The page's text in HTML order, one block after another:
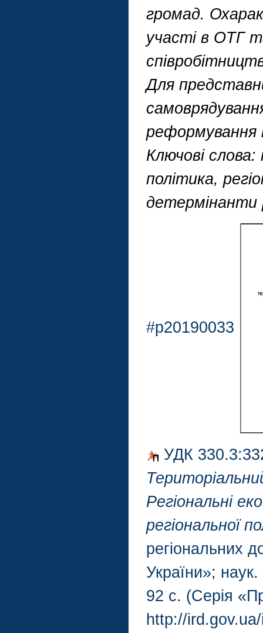
громад.
участі в ОТГ
Для
реформування
Ключові
політика,
детермінанти
#p20190033
УДК
Регіональні
регіональної
регіональних
України»;
92 с. (Серія
http://